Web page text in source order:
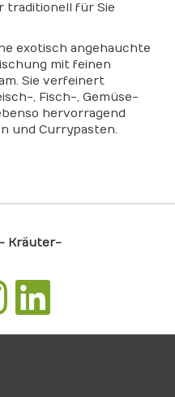
traditionell für Sie
exotisch angehauchte
mit feinen
Sie verfeinert
, Fisch-, Gemüse-
hervorragend
und Currypasten.
Kräuter-